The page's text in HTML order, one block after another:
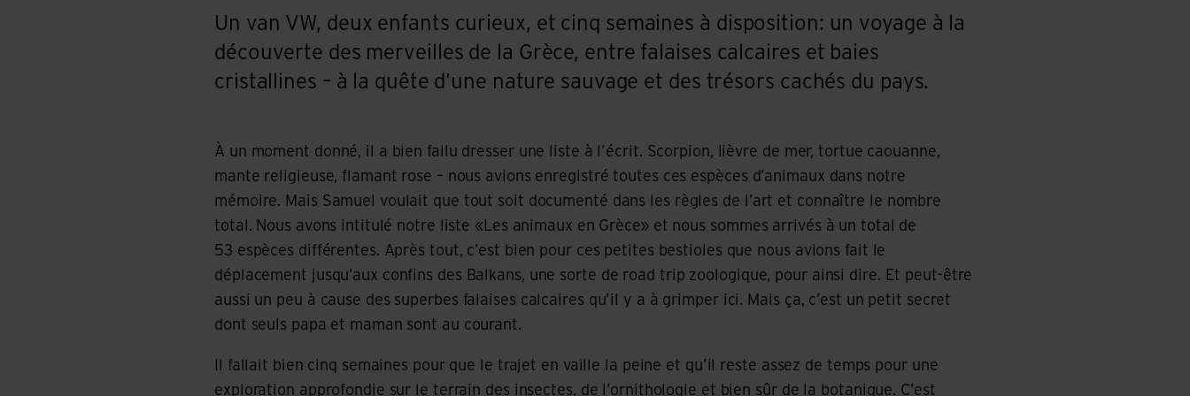
Un van VW, deux enfants curieux, et cinq semaines à disposition: un voyage à la
découverte des merveilles de la Grèce, entre falaises calcaires et baies
cristallines – à la quête d’une nature sauvage et des trésors cachés du pays.
À un moment donné, il a bien fallu dresser une liste à l’écrit. Scorpion, lièvre de mer, tortue caouanne,
mante religieuse, flamant rose – nous avions enregistré toutes ces espèces d’animaux dans notre
mémoire. Mais Samuel voulait que tout soit documenté dans les règles de l’art et connaître le nombre
total. Nous avons intitulé notre liste «Les animaux en Grèce» et nous sommes arrivés à un total de
53 espèces différentes. Après tout, c’est bien pour ces petites bestioles que nous avions fait le
déplacement jusqu’aux confins des Balkans, une sorte de road trip zoologique, pour ainsi dire. Et peut-être
aussi un peu à cause des superbes falaises calcaires qu’il y a à grimper ici. Mais ça, c’est un petit secret
dont seuls papa et maman sont au courant.
Il fallait bien cinq semaines pour que le trajet en vaille la peine et qu’il reste assez de temps pour une
exploration approfondie sur le terrain des insectes, de l’ornithologie et bien sûr de la botanique. C’est